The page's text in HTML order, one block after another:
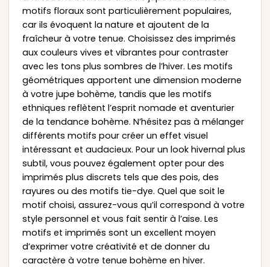
motifs floraux sont particulièrement populaires,
car ils évoquent la nature et ajoutent de la
fraîcheur à votre tenue. Choisissez des imprimés
aux couleurs vives et vibrantes pour contraster
avec les tons plus sombres de l’hiver. Les motifs
géométriques apportent une dimension moderne
à votre jupe bohème, tandis que les motifs
ethniques reflètent l’esprit nomade et aventurier
de la tendance bohème. N’hésitez pas à mélanger
différents motifs pour créer un effet visuel
intéressant et audacieux. Pour un look hivernal plus
subtil, vous pouvez également opter pour des
imprimés plus discrets tels que des pois, des
rayures ou des motifs tie-dye. Quel que soit le
motif choisi, assurez-vous qu’il correspond à votre
style personnel et vous fait sentir à l’aise. Les
motifs et imprimés sont un excellent moyen
d’exprimer votre créativité et de donner du
caractère à votre tenue bohème en hiver.